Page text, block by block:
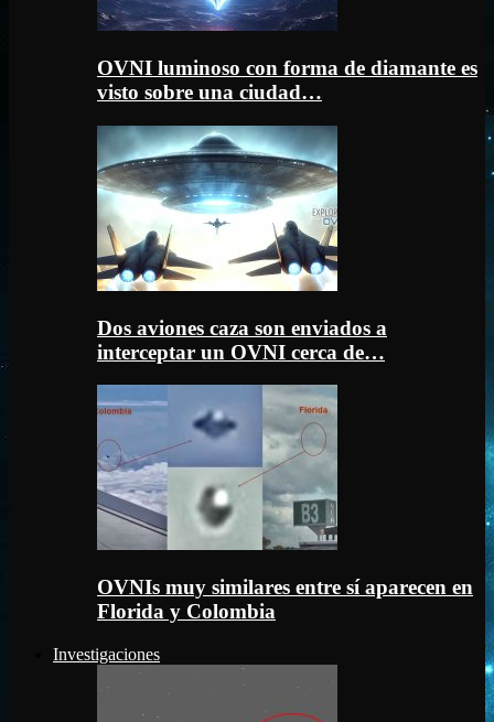
OVNI luminoso con forma de diamante es
visto sobre una ciudad…
Dos aviones caza son enviados a
interceptar un OVNI cerca de…
OVNIs muy similares entre sí aparecen en
Florida y Colombia
Investigaciones